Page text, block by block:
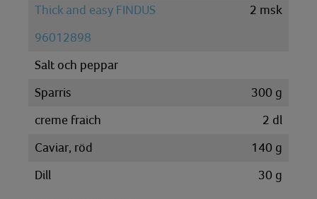
Thick and easy FINDUS
96012898
2 msk
Salt och peppar
Sparris
300 g
creme fraich
2 dl
Caviar, röd
140 g
Dill
30 g